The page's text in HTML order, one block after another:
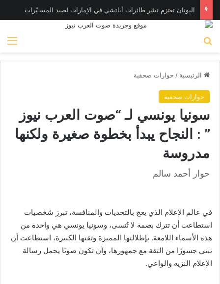
اليونان تعتزم نشر طائرات أباتشي في الإمارات لصيد المسـيّرات
الرئيسية / حوارات صحفية
حوارات صحفية
سونيا يونسي لـ “صوت العرب نيوز
” : النجاح يبدأ بخطوة صغيرة ولكنها
مدروسة
حوار أحمد سالم
في عالم الإعلام الذي يعج بالتحديات والمنافسة، تبرز شخصيات
استطاعت أن تترك بصمة لا تُنسى، وسونيا يونسي هي واحدة من
هذه الأسماء اللامعة. بإطلالتها المميزة وثقتها الكبيرة، استطاعت أن
تبني جسورًا من الثقة مع جمهورها، وأن تكون صوتًا يحمل رسالة
الإعلام النزيه والواعي.